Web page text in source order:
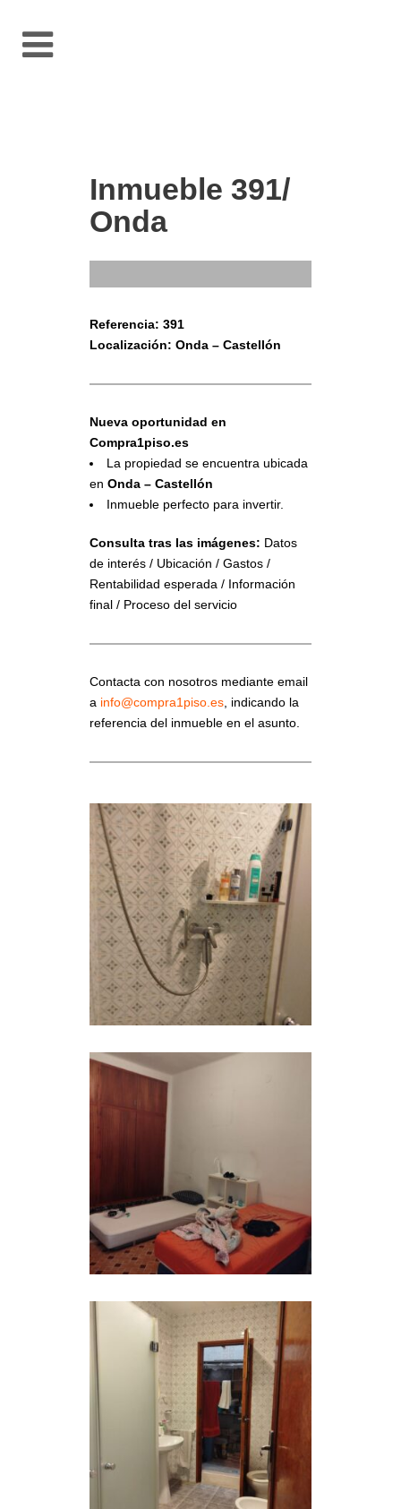
Inmueble 391/
Onda
Referencia: 391
Localización: Onda – Castellón
Nueva oportunidad en
Compra1piso.es
La propiedad se encuentra ubicada
en Onda – Castellón
Inmueble perfecto para invertir.
Consulta tras las imágenes: Datos
de interés / Ubicación / Gastos /
Rentabilidad esperada / Información
final / Proceso del servicio
Contacta con nosotros mediante email
a info@compra1piso.es , indicando la
referencia del inmueble en el asunto.